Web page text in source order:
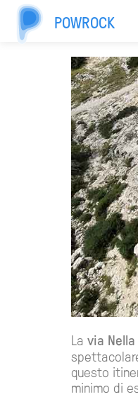
POWROCK
La via
questo
minimo di